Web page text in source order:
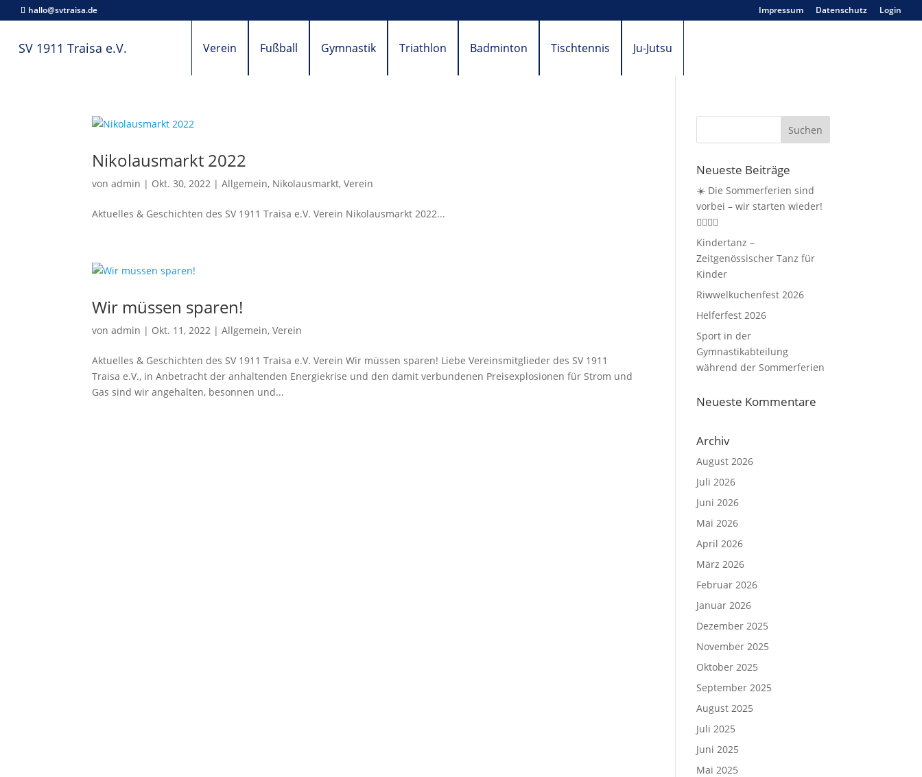
SV 1911 Traisa e.V. Verein Fußball Gymnastik Triathlon Badminton Tischtennis Ju-Jutsu
hallo@svtraisa.de Impressum Datenschutz Login
Nikolausmarkt 2022
vonadmin | Okt. 30, 2022 |Allgemein, Nikolausmarkt,Verein
Aktuelles & Geschichten des SV 1911 Traisa e.V. Verein Nikolausmarkt 2022...
Wir müssen sparen!
vonadmin | Okt. 11, 2022 |Allgemein,Verein
Aktuelles & Geschichten des SV 1911 Traisa e.V. Verein Wir müssen sparen! Liebe Vereinsmitglieder des SV 1911
Traisa e.V., in Anbetracht der anhaltenden Energiekrise und den damit verbundenen Preisexplosionen für Strom und
Gas sind wir angehalten, besonnen und...
Neueste Beiträge
☀️ Die Sommerferien sind
vorbei – wir starten wieder!
🤸‍♀️🏃‍♂️
Kindertanz –
Zeitgenössischer Tanz für
Kinder
Riwwelkuchenfest 2026
Helferfest 2026
Sport in der
Gymnastikabteilung
während der Sommerferien
Neueste Kommentare
Archiv
August 2026
Juli 2026
Juni 2026
Mai 2026
April 2026
März 2026
Februar 2026
Januar 2026
Dezember 2025
November 2025
Oktober 2025
September 2025
August 2025
Juli 2025
Juni 2025
Mai 2025